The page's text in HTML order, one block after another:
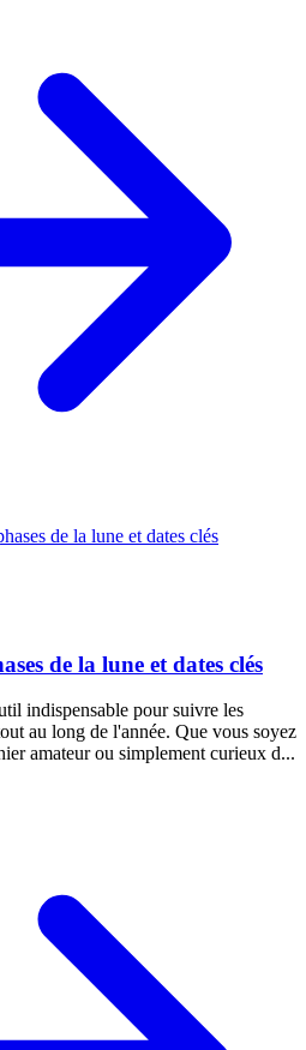
de la lune et dates clés
indispensable pour suivre les
au long de l'année. Que vous soyez
amateur ou simplement curieux d...